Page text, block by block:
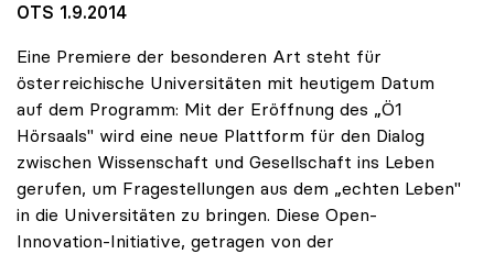
OTS 1.9.2014
Eine Premiere der besonderen Art steht für
österreichische Universitäten mit heutigem Datum
auf dem Programm: Mit der Eröffnung des „Ö1
Hörsaals" wird eine neue Plattform für den Dialog
zwischen Wissenschaft und Gesellschaft ins Leben
gerufen, um Fragestellungen aus dem „echten Leben"
in die Universitäten zu bringen. Diese Open-
Innovation-Initiative, getragen von der